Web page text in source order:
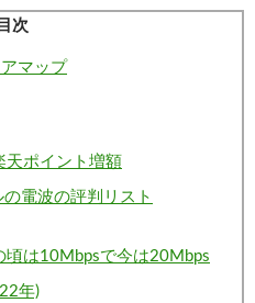
次
マップ
天ポイント増額
電波の評判リスト
頃は10Mbpsで今は20Mbps
年)